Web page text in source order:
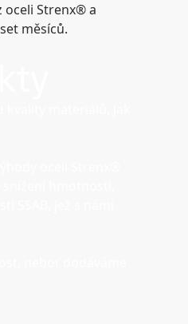
oceli Strenx® a
měsíců.